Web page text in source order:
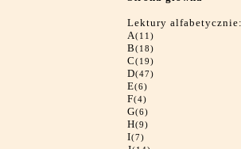
Lektury alfabetycznie:
A(11)
B(18)
C(19)
D(47)
E(6)
F(4)
G(6)
H(9)
I(7)